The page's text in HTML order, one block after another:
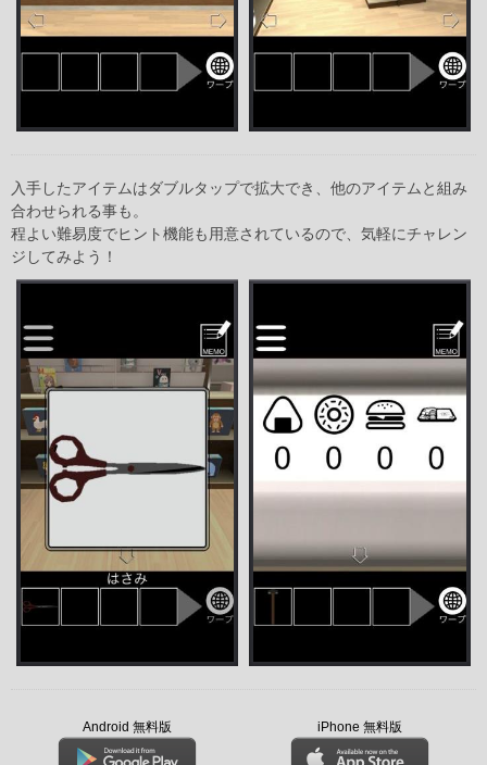
入手したアイテムはダブルタップで拡大でき、他のアイテムと組み
合わせられる事も。
程よい難易度でヒント機能も用意されているので、気軽にチャレン
ジしてみよう！
Android 無料版 iPhone 無料版